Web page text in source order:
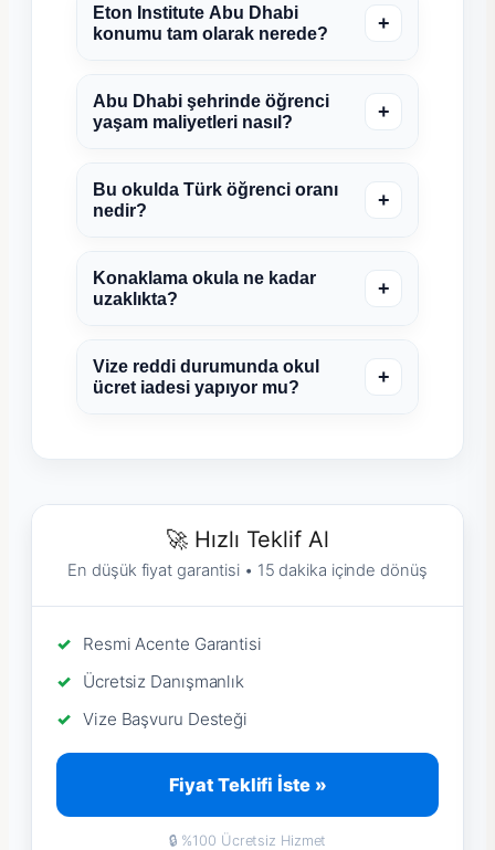
Eton Institute Abu Dhabi
konumu tam olarak nerede?
+
Abu Dhabi şehrinde öğrenci
yaşam maliyetleri nasıl?
+
Bu okulda Türk öğrenci oranı
nedir?
+
Konaklama okula ne kadar
uzaklıkta?
+
Vize reddi durumunda okul
ücret iadesi yapıyor mu?
+
🚀 Hızlı Teklif Al
En düşük fiyat garantisi • 15 dakika içinde dönüş
Resmi Acente Garantisi
Ücretsiz Danışmanlık
Vize Başvuru Desteği
Fiyat Teklifi İste »
🔒 %100 Ücretsiz Hizmet